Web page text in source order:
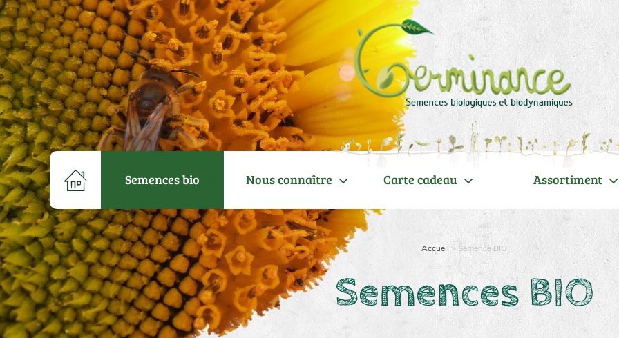
Semences bio Nous connaître Carte cadeau Assortiment
Accueil > Semence BIO
Semences BIO